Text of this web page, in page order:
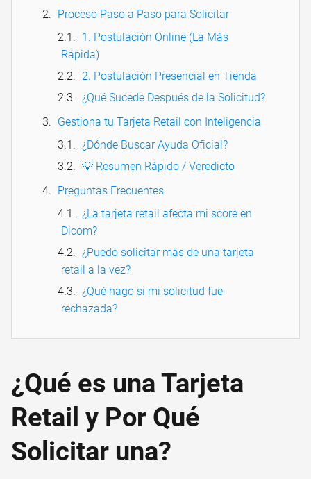
Proceso Paso a Paso para Solicitar
1. Postulación Online (La Más
Rápida)
2. Postulación Presencial en Tienda
¿Qué Sucede Después de la Solicitud?
Gestiona tu Tarjeta Retail con Inteligencia
¿Dónde Buscar Ayuda Oficial?
💡 Resumen Rápido / Veredicto
Preguntas Frecuentes
¿La tarjeta retail afecta mi score en
Dicom?
¿Puedo solicitar más de una tarjeta
retail a la vez?
¿Qué hago si mi solicitud fue
rechazada?
¿Qué es una Tarjeta
Retail y Por Qué
Solicitar una?